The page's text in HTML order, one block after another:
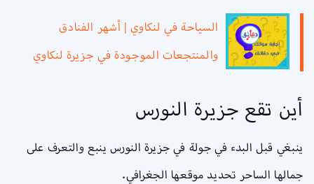
السياحة في لنكاوي | أشهر الفنادق
والمنتجعات الموجودة في جزيرة لنكاوي
أين تقع جزيرة النورس
ينبغي قبل البدء في جولة في جزيرة النورس ينبع والتعرف على
جمالها الساحر تحديد موقعها الجغرافي.